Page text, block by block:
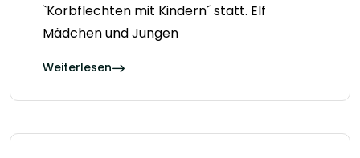
`Korbflechten mit Kindern´ statt. Elf
Mädchen und Jungen
Weiterlesen